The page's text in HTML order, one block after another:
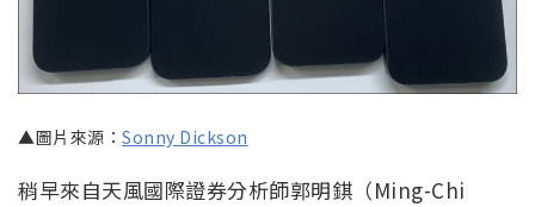
▲圖片來源： Sonny Dickson
稍早來自天風國際證券分析師郭明錤（Ming-Chi